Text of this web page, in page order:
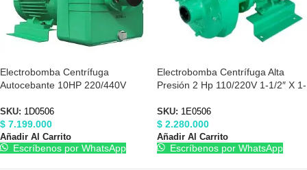
Electrobomba Centrífuga
Autocebante 10HP 220/440V
SKU: 1D0506
$ 7.199.000
Añadir Al Carrito
Escríbenos por WhatsApp
Electrobomba Centrífuga Alta
Presión 2 Hp 110/220V 1-1/2″ X 1-
SKU: 1E0506
$ 2.280.000
Añadir Al Carrito
Escríbenos por WhatsApp